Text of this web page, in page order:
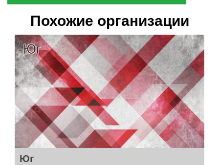
Похожие организации
Юг